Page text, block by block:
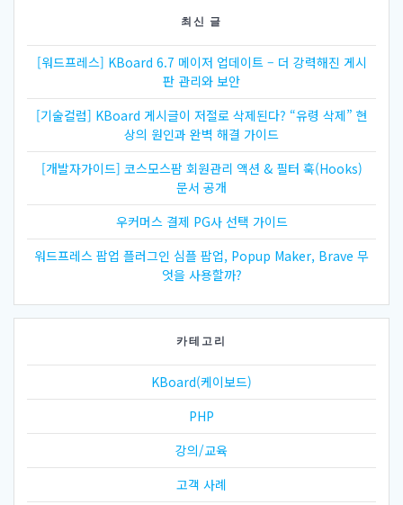
최신 글
[워드프레스] KBoard 6.7 메이저 업데이트 – 더 강력해진 게시
판 관리와 보안
[기술컬럼] KBoard 게시글이 저절로 삭제된다? “유령 삭제” 현
상의 원인과 완벽 해결 가이드
[개발자가이드] 코스모스팜 회원관리 액션 & 필터 훅(Hooks)
문서 공개
우커머스 결제 PG사 선택 가이드
워드프레스 팝업 플러그인 심플 팝업, Popup Maker, Brave 무
엇을 사용할까?
카테고리
KBoard(케이보드)
PHP
강의/교육
고객 사례